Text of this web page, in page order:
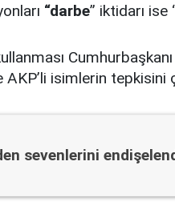
“darbe” iktidarı ise
isimlerin tepkisini
sevenlerini